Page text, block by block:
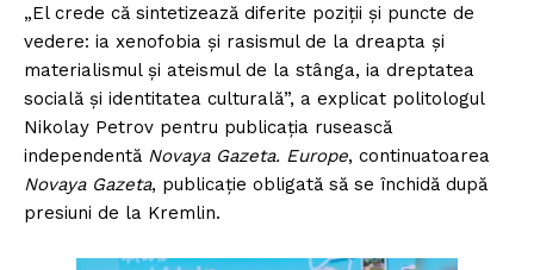
„El crede că sintetizează diferite poziții și puncte de
vedere: ia xenofobia și rasismul de la dreapta și
materialismul și ateismul de la stânga, ia dreptatea
socială și identitatea culturală”, a explicat politologul
Nikolay Petrov pentru publicația rusească
independentă Novaya Gazeta. Europe, continuatoarea
Novaya Gazeta, publicație obligată să se închidă după
presiuni de la Kremlin.